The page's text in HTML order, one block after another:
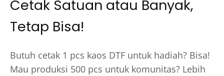
Cetak Satuan atau Banyak,
Tetap Bisa!
Butuh cetak 1 pcs kaos DTF untuk hadiah? Bisa!
Mau produksi 500 pcs untuk komunitas? Lebih